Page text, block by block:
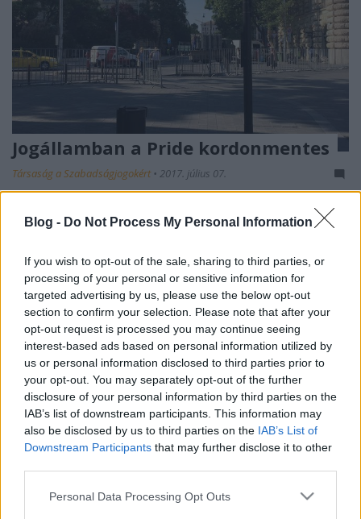
Blog - Do Not Process My Personal Information
If you wish to opt-out of the sale, sharing to third parties, or
processing of your personal or sensitive information for
targeted advertising by us, please use the below opt-out
section to confirm your selection. Please note that after your
opt-out request is processed you may continue seeing
interest-based ads based on personal information utilized by
us or personal information disclosed to third parties prior to
your opt-out. You may separately opt-out of the further
disclosure of your personal information by third parties on the
IAB’s list of downstream participants. This information may
also be disclosed by us to third parties on the IAB’s List of
Downstream Participants that may further disclose it to other
Please note that this website/app uses one or more Google
Personal Data Processing Opt Outs
Jogállamban a Pride kordonmentes
Társaság a Szabadságjogokért • 2017. július 07.
A rendőrség a várakozásokkal ellentétben mégis
hermetikusan elkordonozza az idei Pride-
évtizedes gyakorlatot, hogy a menetet elzárja,
elszeparálja a várostól és annak lakóitól, és ezzel
meg is fosztja az értelmétől a felvonulást.